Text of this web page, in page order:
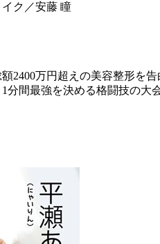
ク／安藤 瞳
2400万円超えの美容整形
間最強を決める格闘技の大